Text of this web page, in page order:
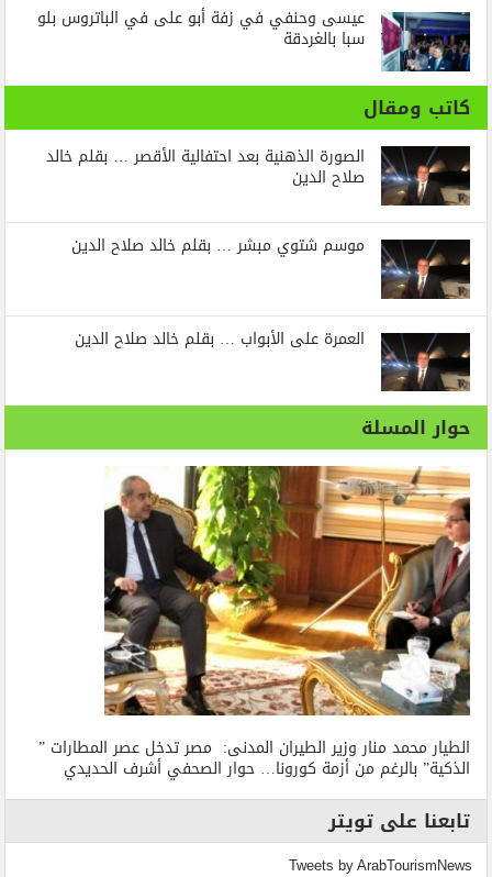
عيسى وحنفي في زفة أبو على في الباتروس بلو
سبا بالغردقة
كاتب ومقال
الصورة الذهنية بعد احتفالية الأقصر … بقلم خالد
صلاح الدين
موسم شتوي مبشر … بقلم خالد صلاح الدين
العمرة على الأبواب … بقلم خالد صلاح الدين
حوار المسلة
الطيار محمد منار وزير الطيران المدنى: مصر تدخل عصر المطارات ”
الذكية” بالرغم من أزمة كورونا… حوار الصحفي أشرف الحديدي
تابعنا على تويتر
Tweets by ArabTourismNews